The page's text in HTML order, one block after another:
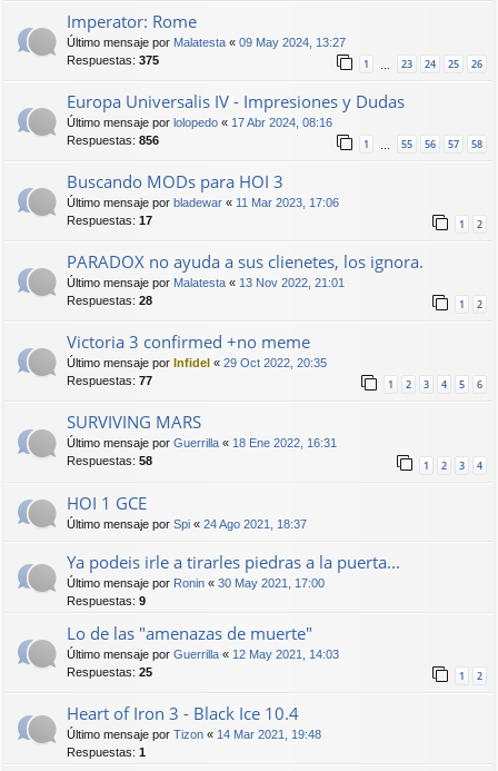
Imperator: Rome
Último mensaje por Malatesta « 09 May 2024, 13:27
Respuestas: 375 1 … 23 24 25 26
Europa Universalis IV - Impresiones y Dudas
Último mensaje por lolopedo « 17 Abr 2024, 08:16
Respuestas: 856 1 … 55 56 57 58
Buscando MODs para HOI 3
Último mensaje por bladewar « 11 Mar 2023, 17:06
Respuestas: 17 1 2
PARADOX no ayuda a sus clienetes, los ignora.
Último mensaje por Malatesta « 13 Nov 2022, 21:01
Respuestas: 28 1 2
Victoria 3 confirmed +no meme
Último mensaje por Infidel « 29 Oct 2022, 20:35
Respuestas: 77 1 2 3 4 5 6
SURVIVING MARS
Último mensaje por Guerrilla « 18 Ene 2022, 16:31
Respuestas: 58 1 2 3 4
HOI 1 GCE
Último mensaje por Spi « 24 Ago 2021, 18:37
Ya podeis irle a tirarles piedras a la puerta...
Último mensaje por Ronin « 30 May 2021, 17:00
Respuestas: 9
Lo de las "amenazas de muerte"
Último mensaje por Guerrilla « 12 May 2021, 14:03
Respuestas: 25 1 2
Heart of Iron 3 - Black Ice 10.4
Último mensaje por Tizon « 14 Mar 2021, 19:48
Respuestas: 1